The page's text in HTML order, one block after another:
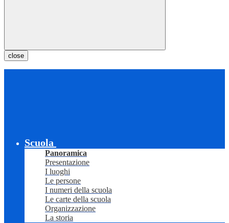
close
Scuola
Panoramica
Presentazione
I luoghi
Le persone
I numeri della scuola
Le carte della scuola
Organizzazione
La storia